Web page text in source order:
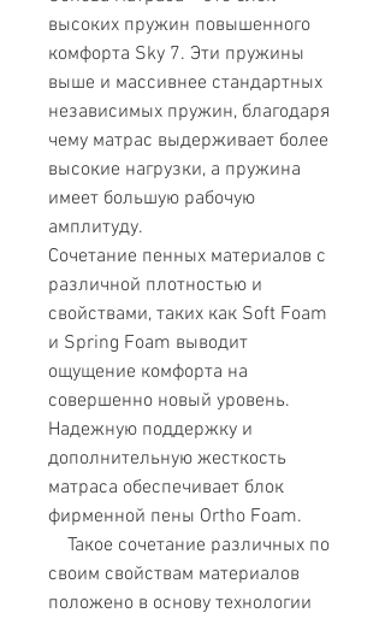
высоких пружин повышенного
комфорта Sky 7. Эти пружины
выше и массивнее стандартных
независимых пружин, благодаря
чему матрас выдерживает более
высокие нагрузки, а пружина
имеет большую рабочую
амплитуду.
Сочетание пенных материалов с
различной плотностью и
свойствами, таких как Soft Foam
и Spring Foam выводит
ощущение комфорта на
совершенно новый уровень.
Надежную поддержку и
дополнительную жесткость
матраса обеспечивает блок
фирменной пены Ortho Foam.
Такое сочетание различных по
своим свойствам материалов
положено в основу технологии